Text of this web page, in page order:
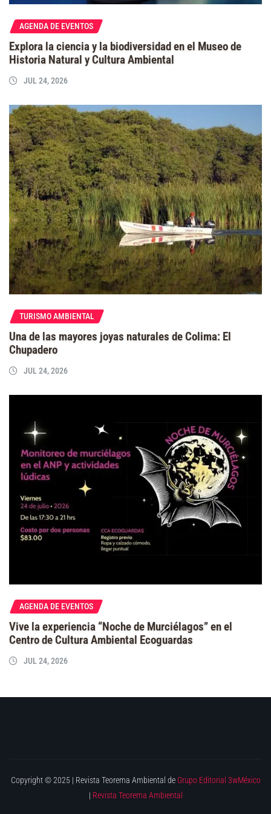
AGENDA DE EVENTOS
Explora la ciencia y la biodiversidad en el Museo de
Historia Natural y Cultura Ambiental
JUL 24, 2026
TURISMO AMBIENTAL
Una de las mayores joyas naturales de Colima: El
Chupadero
JUL 24, 2026
AGENDA DE EVENTOS
Vive la experiencia “Noche de Murciélagos” en el
Centro de Cultura Ambiental Ecoguardas
JUL 24, 2026
Copyright © 2025 | Revista Teorema Ambiental de Grupo Editorial 3wMéxico
| Revista Teorema Ambiental